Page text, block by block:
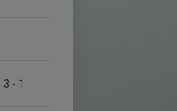
3 - 1